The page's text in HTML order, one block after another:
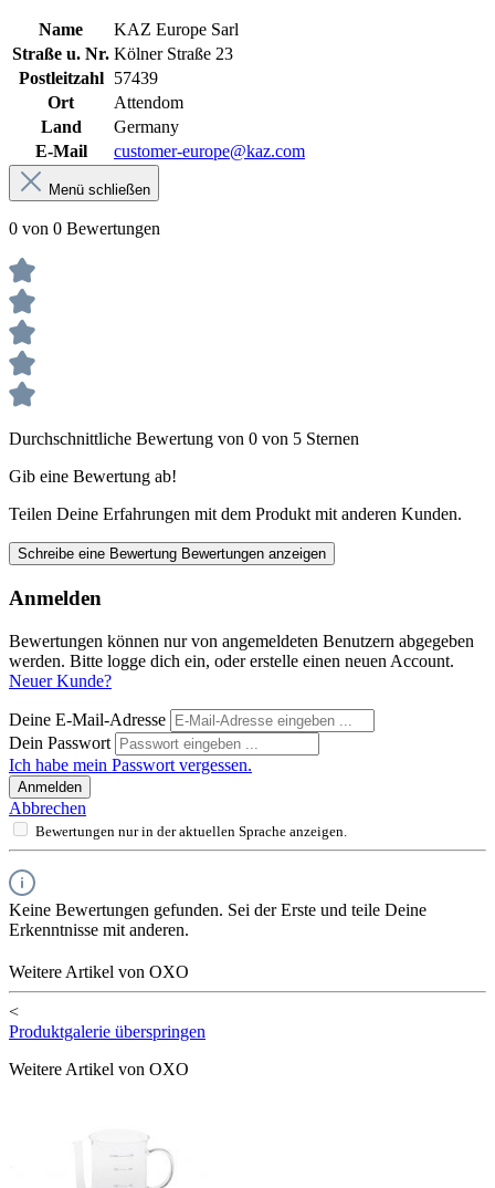
Name
KAZ Europe Sarl
Straße u. Nr. Kölner Straße 23
Postleitzahl
57439
Ort
Attendom
Land
Germany
E-Mail
customer-europe@kaz.com
Menü schließen
0 von 0 Bewertungen
Durchschnittliche Bewertung von 0 von 5 Sternen
Gib eine Bewertung ab!
Teilen Deine Erfahrungen mit dem Produkt mit anderen Kunden.
Schreibe eine Bewertung Bewertungen anzeigen
Anmelden
Bewertungen können nur von angemeldeten Benutzern abgegeben
werden. Bitte logge dich ein, oder erstelle einen neuen Account.
Neuer Kunde?
Deine E-Mail-Adresse
Dein Passwort
Ich habe mein Passwort vergessen.
Anmelden
Abbrechen
Bewertungen nur in der aktuellen Sprache anzeigen.
Keine Bewertungen gefunden. Sei der Erste und teile Deine
Erkenntnisse mit anderen.
Weitere Artikel von OXO
<
Produktgalerie überspringen
Weitere Artikel von OXO